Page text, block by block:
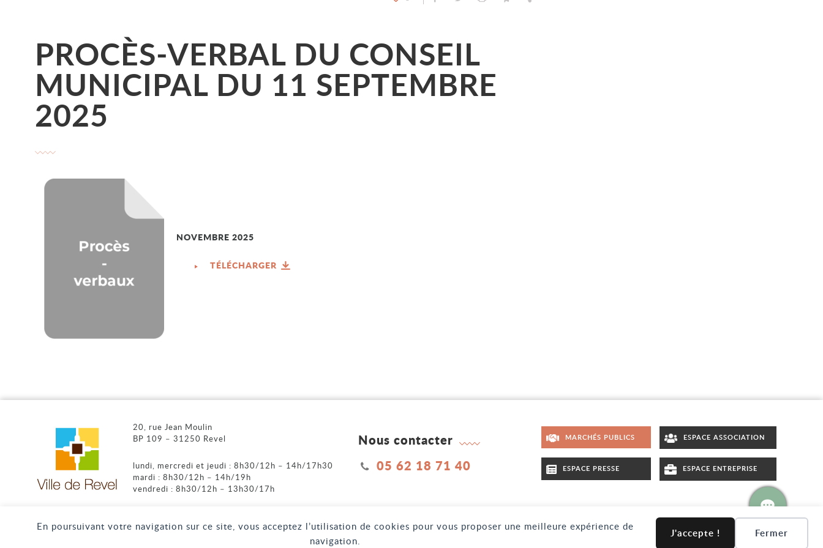
En poursuivant votre navigation sur ce site, vous acceptez l’utilisation de cookies pour vous proposer une meilleure expérience de
navigation.
J'accepte ! Fermer
PROCÈS-VERBAL DU CONSEIL
MUNICIPAL DU 11 SEPTEMBRE
2025
NOVEMBRE 2025
TÉLÉCHARGER
20, rue Jean Moulin
BP 109 – 31250 Revel
lundi, mercredi et jeudi : 8h30/12h – 14h/17h30
mardi : 8h30/12h – 14h/19h
vendredi : 8h30/12h – 13h30/17h
Nous contacter
05 62 18 71 40
MARCHÉS PUBLICS ESPACE ASSOCIATION
ESPACE PRESSE ESPACE ENTREPRISE
MENTIONS LÉGALES CRÉDITS
POLITIQUE DE CONFIDENTIALITÉ
ACCESSIBILITÉ : PARTIELLEMENT CONFORME
Accéder à la